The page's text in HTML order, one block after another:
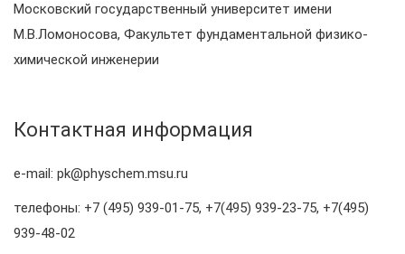
Московский государственный университет имени
М.В.Ломоносова, Факультет фундаментальной физико-
химической инженерии
Контактная информация
e-mail: pk@physchem.msu.ru
телефоны: +7 (495) 939-01-75, +7(495) 939-23-75, +7(495)
939-48-02